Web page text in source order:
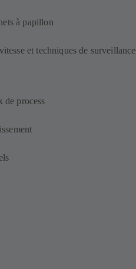
à papillon
et techniques de surveillance
de process